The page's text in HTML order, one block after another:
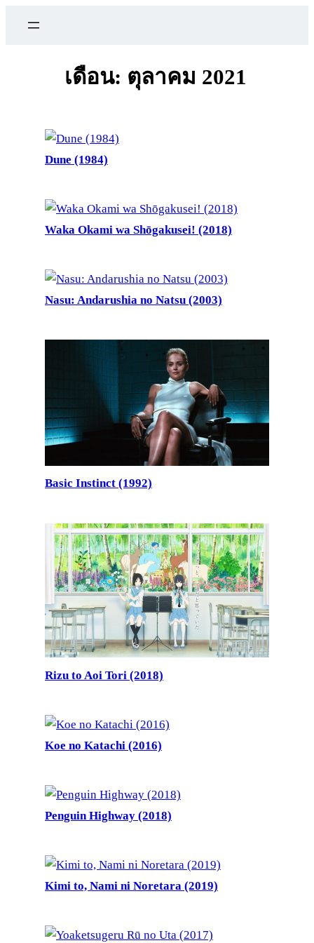
เดือน: ตุลาคม 2021
Dune (1984)
Waka Okami wa Shōgakusei! (2018)
Nasu: Andarushia no Natsu (2003)
Basic Instinct (1992)
Rizu to Aoi Tori (2018)
Koe no Katachi (2016)
Penguin Highway (2018)
Kimi to, Nami ni Noretara (2019)